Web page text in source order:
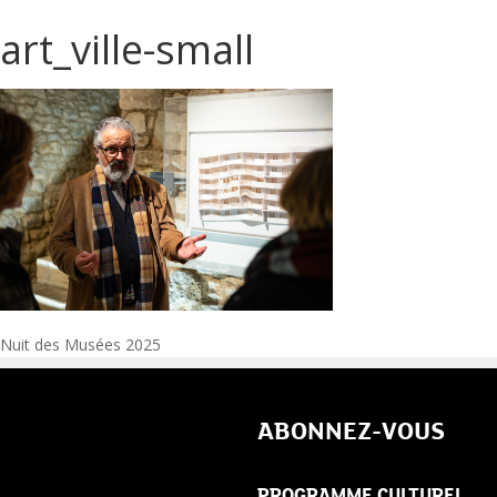
art_ville-small
Navigation
Nuit des Musées 2025
ABONNEZ-VOUS